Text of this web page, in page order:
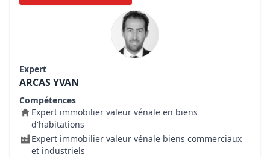
Expert
ARCAS YVAN
Compétences
Expert immobilier valeur vénale en biens
d'habitations
Expert immobilier valeur vénale biens commerciaux
et industriels